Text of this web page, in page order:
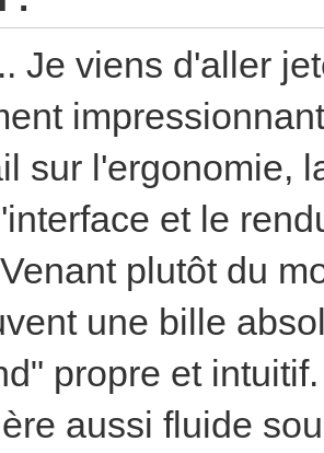
Je viens d'aller
sur l'ergonomie,
et le
plutôt du
une bille
propre et
aussi fluide